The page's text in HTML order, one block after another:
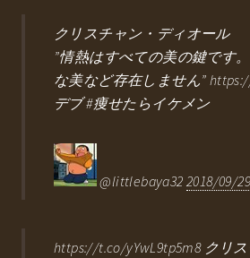
クリスチャン・ディオール
”情熱はすべての美の鍵です
な美など存在しません”
デブ #痩せたらイケメン
@littlebaya322018/09/
https://t.co/yYwL9tp5m8 クリ